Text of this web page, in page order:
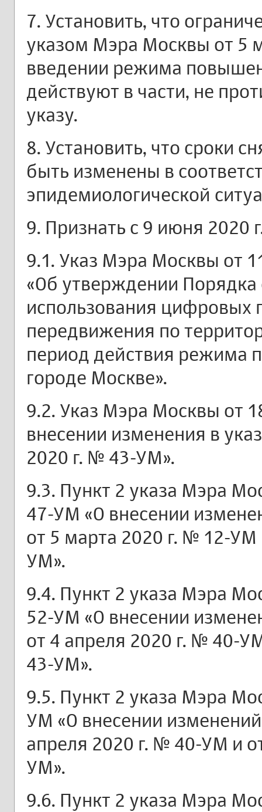
7. Установить, что
указом Мэра Москвы от 5
введении режима
действуют в части, не
указу.
8. Установить, что сроки
быть изменены в
эпидемиологической
9. Признать с 9 июня 2020
9.1. Указ Мэра Москвы от
«Об утверждении
использования цифровых
передвижения по
период действия режима
городе Москве».
9.2. Указ Мэра Москвы от
внесении изменения в
2020 г. № 43-УМ».
9.3. Пункт 2 указа Мэра
47-УМ «О внесении
от 5 марта 2020 г. № 12-
УМ».
9.4. Пункт 2 указа Мэра
52-УМ «О внесении
от 4 апреля 2020 г. № 40-
43-УМ».
9.5. Пункт 2 указа Мэра
УМ «О внесении
апреля 2020 г. № 40-УМ и
УМ».
9.6. Пункт 2 указа Мэра